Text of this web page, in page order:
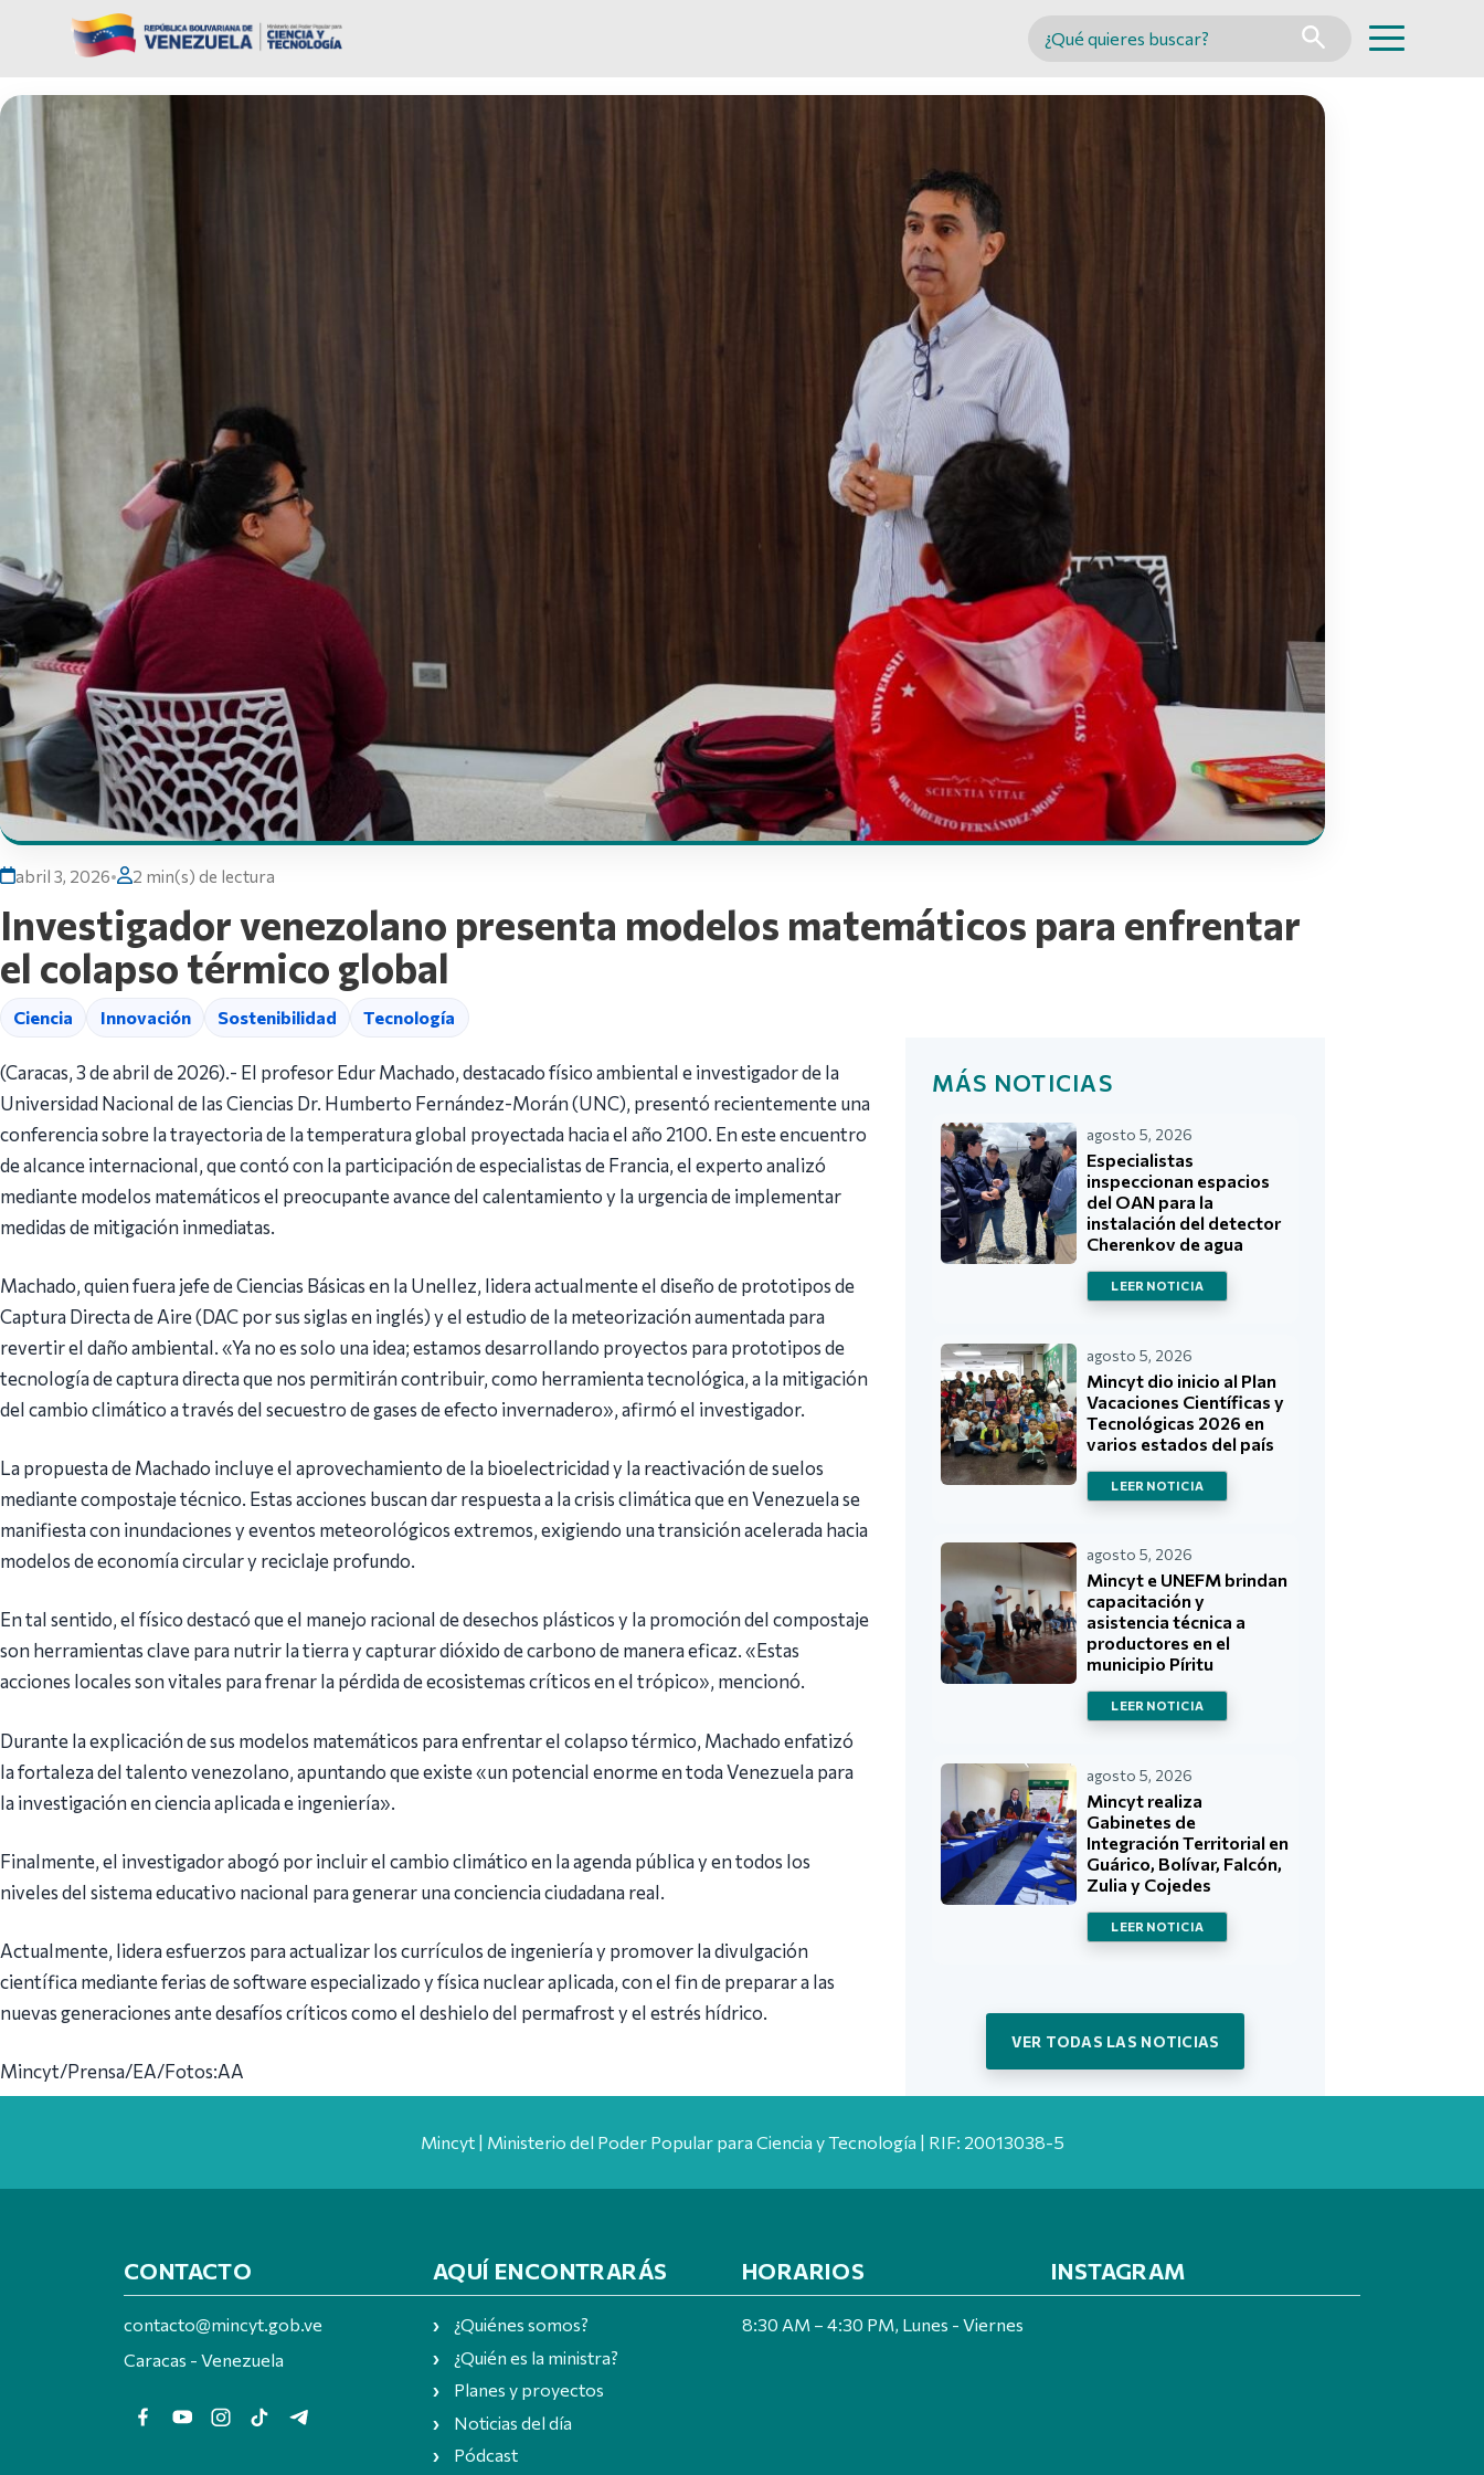
Buscar en MINCYT
abril 3, 2026• 2 min(s) de lectura
Investigador venezolano presenta modelos matemáticos para enfrentar
el colapso térmico global
Ciencia Innovación Sostenibilidad Tecnología
(Caracas, 3 de abril de 2026).- El profesor Edur Machado, destacado físico ambiental e investigador de la
Universidad Nacional de las Ciencias Dr. Humberto Fernández-Morán (UNC), presentó recientemente una
conferencia sobre la trayectoria de la temperatura global proyectada hacia el año 2100. En este encuentro
de alcance internacional, que contó con la participación de especialistas de Francia, el experto analizó
mediante modelos matemáticos el preocupante avance del calentamiento y la urgencia de implementar
medidas de mitigación inmediatas.
Machado, quien fuera jefe de Ciencias Básicas en la Unellez, lidera actualmente el diseño de prototipos de
Captura Directa de Aire (DAC por sus siglas en inglés) y el estudio de la meteorización aumentada para
revertir el daño ambiental. «Ya no es solo una idea; estamos desarrollando proyectos para prototipos de
tecnología de captura directa que nos permitirán contribuir, como herramienta tecnológica, a la mitigación
del cambio climático a través del secuestro de gases de efecto invernadero», afirmó el investigador.
La propuesta de Machado incluye el aprovechamiento de la bioelectricidad y la reactivación de suelos
mediante compostaje técnico. Estas acciones buscan dar respuesta a la crisis climática que en Venezuela se
manifiesta con inundaciones y eventos meteorológicos extremos, exigiendo una transición acelerada hacia
modelos de economía circular y reciclaje profundo.
En tal sentido, el físico destacó que el manejo racional de desechos plásticos y la promoción del compostaje
son herramientas clave para nutrir la tierra y capturar dióxido de carbono de manera eficaz. «Estas
acciones locales son vitales para frenar la pérdida de ecosistemas críticos en el trópico», mencionó.
Durante la explicación de sus modelos matemáticos para enfrentar el colapso térmico, Machado enfatizó
la fortaleza del talento venezolano, apuntando que existe «un potencial enorme en toda Venezuela para
la investigación en ciencia aplicada e ingeniería».
Finalmente, el investigador abogó por incluir el cambio climático en la agenda pública y en todos los
niveles del sistema educativo nacional para generar una conciencia ciudadana real.
Actualmente, lidera esfuerzos para actualizar los currículos de ingeniería y promover la divulgación
científica mediante ferias de software especializado y física nuclear aplicada, con el fin de preparar a las
nuevas generaciones ante desafíos críticos como el deshielo del permafrost y el estrés hídrico.
Mincyt/Prensa/EA/Fotos:AA
MÁS NOTICIAS
agosto 5, 2026
Especialistas
inspeccionan espacios
del OAN para la
instalación del detector
Cherenkov de agua
LEER NOTICIA
agosto 5, 2026
Mincyt dio inicio al Plan
Vacaciones Científicas y
Tecnológicas 2026 en
varios estados del país
LEER NOTICIA
agosto 5, 2026
Mincyt e UNEFM brindan
capacitación y
asistencia técnica a
productores en el
municipio Píritu
LEER NOTICIA
agosto 5, 2026
Mincyt realiza
Gabinetes de
Integración Territorial en
Guárico, Bolívar, Falcón,
Zulia y Cojedes
LEER NOTICIA
VER TODAS LAS NOTICIAS
Mincyt | Ministerio del Poder Popular para Ciencia y Tecnología | RIF: 20013038-5
CONTACTO
contacto@mincyt.gob.ve
Caracas - Venezuela
AQUÍ ENCONTRARÁS
¿Quiénes somos?
¿Quién es la ministra?
Planes y proyectos
Noticias del día
Pódcast
HORARIOS
8:30 AM – 4:30 PM, Lunes - Viernes
INSTAGRAM